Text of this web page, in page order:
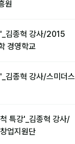
원
김종혁 강사/2015
경영학교
김종혁 강사/스미더스
특강'_김종혁 강사/
업지원단